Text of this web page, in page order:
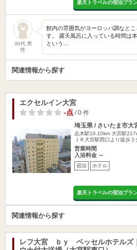
楽天トラベルの宿泊プラ
30代 男
性
館内の雰囲気がヨーロッパ調なと
す。 露天風呂に入っている時間は
という…
関連情報から探す
エクセルイン大宮
-点/ 0 件
埼玉県 / さいたま市大
志木駅10.10km 大宮駅
ＪＲ大宮駅西口より徒歩
営業時間
入浴料金 ～
宿泊 ホテル
楽天トラベルの宿泊プラ
関連情報から探す
レフ大宮 ｂｙ ベッセルホテルズ